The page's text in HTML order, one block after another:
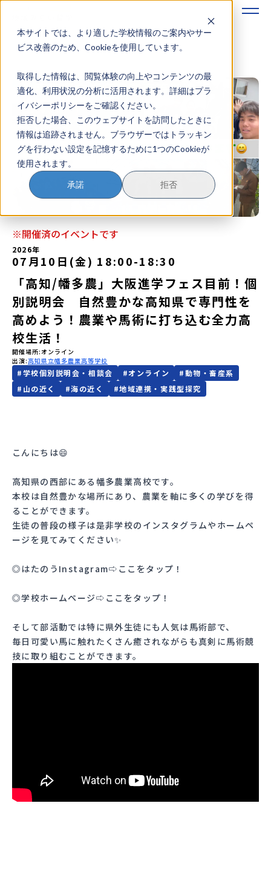
本サイトでは、より適した学校情報のご案内やサー
ビス改善のため、Cookieを使用しています。
取得した情報は、閲覧体験の向上やコンテンツの最
適化、利用状況の分析に活用されます。詳細はプラ
イバシーポリシーをご確認ください。
拒否した場合、このウェブサイトを訪問したときに
情報は追跡されません。ブラウザーではトラッキン
グを行わない設定を記憶するために1つのCookieが
使用されます。
承諾 拒否
地域みらい留学のすすめかた
地域みらい留学とは
学校を探す
イベントを探す
おためし地域留学
マガジン
奨学金について
イベント参加方法
会員登録
※開催済のイベントです
2026年
07月10日(金) 18:00-18:30
「高知/幡多農」大阪進学フェス目前！個
別説明会 自然豊かな高知県で専門性を
高めよう！農業や馬術に打ち込む全力高
校生活！
開催場所 オンライン
出演 高知県立幡多農業高等学校
#学校個別説明会・相談会 #オンライン #動物・畜産系
# 山の近く #海の近く #地域連携・実践型探究
こんにちは😄
高知県の西部にある幡多農業高校です。
本校は自然豊かな場所にあり、農業を軸に多くの学びを得
ることができます。
生徒の普段の様子は是非学校のインスタグラムやホームペ
ージを見てみてください✨
◎はたのうInstagram⇨ ここをタップ！
◎学校ホームページ⇨ ここをタップ！
そして部活動では特に県外生徒にも人気は馬術部で、
毎日可愛い馬に触れたくさん癒されながらも真剣に馬術競
技に取り組むことができます。